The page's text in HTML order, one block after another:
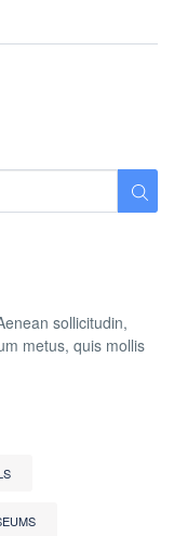
sollicitudin,
metus, quis mollis